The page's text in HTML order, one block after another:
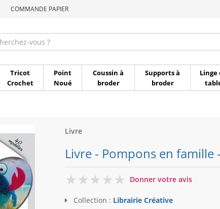
COMMANDE PAPIER
Tricot
Crochet
Point
Noué
Coussin à
broder
Supports à
broder
Linge
Livre
Livre - Pompons en famille
0
Donner votre avis
Collection : Librairie Créative